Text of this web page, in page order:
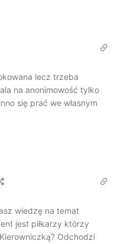
lecz trzeba
na anonimowość tylko
się prać we własnym
wiedzę na temat
jest piłkarzy którzy
Odchodzi